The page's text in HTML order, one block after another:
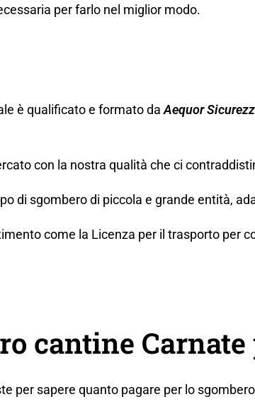
per farlo nel miglior modo.
è qualificato e formato daAequor
con la nostra qualità che ci
di sgombero di piccola e grande entità,
come la Licenza per il trasporto per
cantine
per sapere quanto pagare per lo